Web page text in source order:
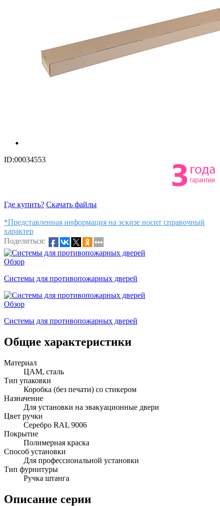
ID:00034553
Где купить? Скачать файлы
*Представленная информация на эскизе носит справочный
характер
Поделиться:
Обзор
Системы для противопожарных дверей
Обзор
Системы для противопожарных дверей
Общие характеристики
Материал
ЦАМ, сталь
Тип упаковки
Коробка (без печати) со стикером
Назначение
Для установки на эвакуационные двери
Цвет ручки
Серебро RAL 9006
Покрытие
Полимерная краска
Способ установки
Для профессиональной установки
Тип фурнитуры
Ручка штанга
Описание серии